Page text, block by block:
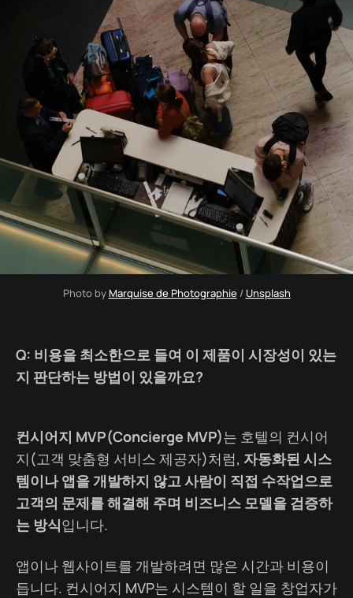
Photo by Marquise de Photographie / Unsplash
Q: 비용을 최소한으로 들여 이 제품이 시장성이 있는
지 판단하는 방법이 있을까요?
컨시어지 MVP(Concierge MVP)는 호텔의 컨시어
지(고객 맞춤형 서비스 제공자)처럼, 자동화된 시스
템이나 앱을 개발하지 않고 사람이 직접 수작업으로
고객의 문제를 해결해 주며 비즈니스 모델을 검증하
는 방식입니다.
앱이나 웹사이트를 개발하려면 많은 시간과 비용이
듭니다. 컨시어지 MVP는 시스템이 할 일을 창업자가